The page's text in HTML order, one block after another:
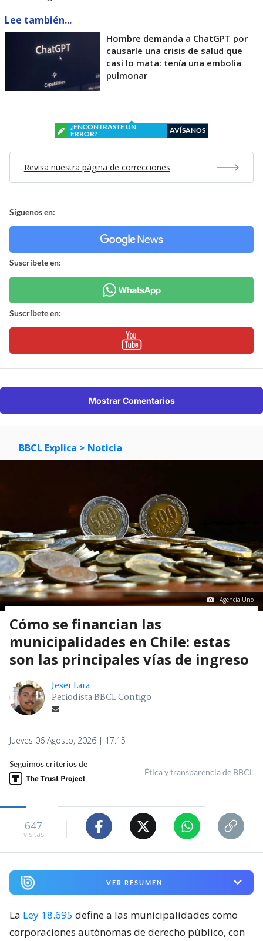
Lee también...
Hombre demanda a ChatGPT por
causarle una crisis de salud que
casi lo mata: tenía una embolia
pulmonar
¿ENCONTRASTE UN
ERROR?
AVÍSANOS
Revisa nuestra página de correcciones
Síguenos en:
Suscríbete en:
Suscríbete en:
Mostrar Comentarios
BBCL Explica > Noticia
Agencia Uno
Cómo se financian las
municipalidades en Chile: estas
son las principales vías de ingreso
Jeser Lara
Periodista BBCL Contigo
Jueves 06 Agosto, 2026 | 17:15
Seguimos criterios de
Ética y transparencia de BBCL
647
visitas
VER RESUMEN
La Ley 18.695 define a las municipalidades como
corporaciones autónomas de derecho público, con